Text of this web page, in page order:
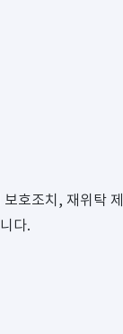
호조치, 재위탁
다.